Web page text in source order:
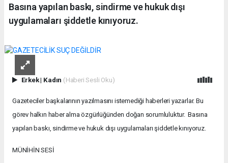
Basına yapılan baskı, sindirme ve hukuk dışı
uygulamaları şiddetle kınıyoruz.
Erkek| Kadın (Haberi Sesli Oku)
Gazeteciler başkalarının yazılmasını istemediği haberleri yazarlar. Bu
görev halkın haber alma özgürlüğünden doğan sorumluluktur. Basına
yapılan baskı, sindirme ve hukuk dışı uygulamaları şiddetle kınıyoruz.
MÜNİHİN SESİ